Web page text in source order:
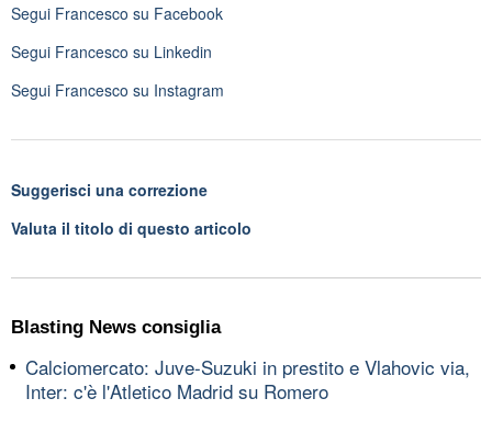
Segui Francesco su Facebook
Segui Francesco su Linkedin
Segui Francesco su Instagram
Suggerisci una correzione
Valuta il titolo di questo articolo
Blasting News consiglia
Calciomercato: Juve-Suzuki in prestito e Vlahovic via,
Inter: c'è l'Atletico Madrid su Romero